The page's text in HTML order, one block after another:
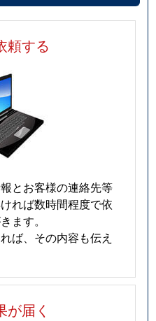
頼する
とお客様の連絡先等
れば数時間程度で依
ます。
ば、その内容も伝え
が届く